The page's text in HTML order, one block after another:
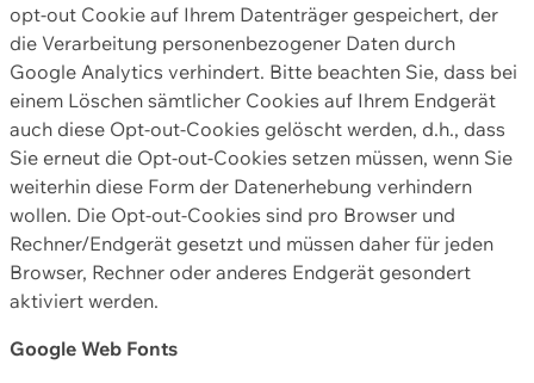
opt-out Cookie auf Ihrem Datenträger gespeichert, der
die Verarbeitung personenbezogener Daten durch
Google Analytics verhindert. Bitte beachten Sie, dass bei
einem Löschen sämtlicher Cookies auf Ihrem Endgerät
auch diese Opt-out-Cookies gelöscht werden, d.h., dass
Sie erneut die Opt-out-Cookies setzen müssen, wenn Sie
weiterhin diese Form der Datenerhebung verhindern
wollen. Die Opt-out-Cookies sind pro Browser und
Rechner/Endgerät gesetzt und müssen daher für jeden
Browser, Rechner oder anderes Endgerät gesondert
aktiviert werden.
Google Web Fonts